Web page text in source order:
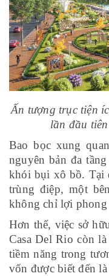
Ấn tượng trục tiện
lần đầu
Bao bọc xung
nguyên bản đa
khói bụi xô bồ. Tại
trùng điệp, một
không chỉ lợi phong
Hơn thế, việc sở
Casa Del Rio còn
tiềm năng trong
vốn được biết đến